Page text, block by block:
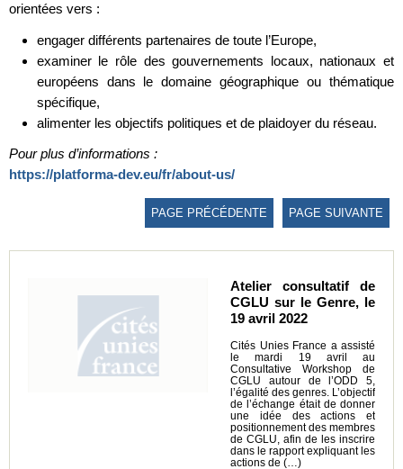
orientées vers :
engager différents partenaires de toute l’Europe,
examiner le rôle des gouvernements locaux, nationaux et
européens dans le domaine géographique ou thématique
spécifique,
alimenter les objectifs politiques et de plaidoyer du réseau.
Pour plus d’informations :
https://platforma-dev.eu/fr/about-us/
PAGE PRÉCÉDENTE PAGE SUIVANTE
Atelier consultatif de
CGLU sur le Genre, le
19 avril 2022
Cités Unies France a assisté
le mardi 19 avril au
Consultative Workshop de
CGLU autour de l’ODD 5,
l’égalité des genres. L’objectif
de l’échange était de donner
une idée des actions et
positionnement des membres
de CGLU, afin de les inscrire
dans le rapport expliquant les
actions de (…)